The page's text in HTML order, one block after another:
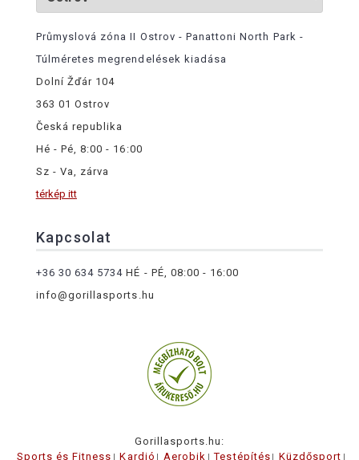
Průmyslová zóna II Ostrov - Panattoni North Park -
Túlméretes megrendelések kiadása
Dolní Žďár 104
363 01 Ostrov
Česká republika
Hé - Pé, 8:00 - 16:00
Sz - Va, zárva
térkép itt
Kapcsolat
+36 30 634 5734 HÉ - PÉ, 08:00 - 16:00
info@gorillasports.hu
Gorillasports.hu:
Sports és Fitness
Kardió Aerobik Testépítés Küzdősport